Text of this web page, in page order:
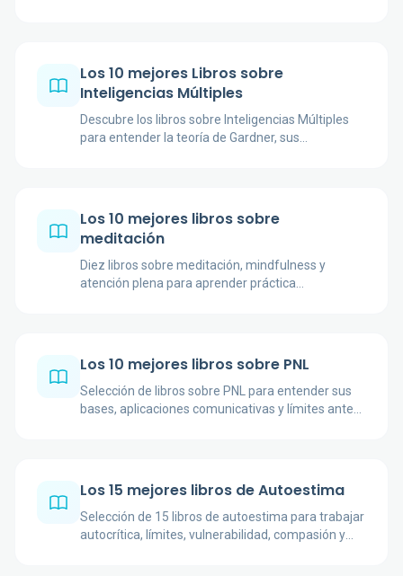
Los 10 mejores Libros sobre
Inteligencias Múltiples
Descubre los libros sobre Inteligencias Múltiples
para entender la teoría de Gardner, sus
Los 10 mejores libros sobre
meditación
Diez libros sobre meditación, mindfulness y
atención plena para aprender práctica
Los 10 mejores libros sobre PNL
Selección de libros sobre PNL para entender sus
bases, aplicaciones comunicativas y límites antes
Los 15 mejores libros de Autoestima
Selección de 15 libros de autoestima para trabajar
autocrítica, límites, vulnerabilidad, compasión y